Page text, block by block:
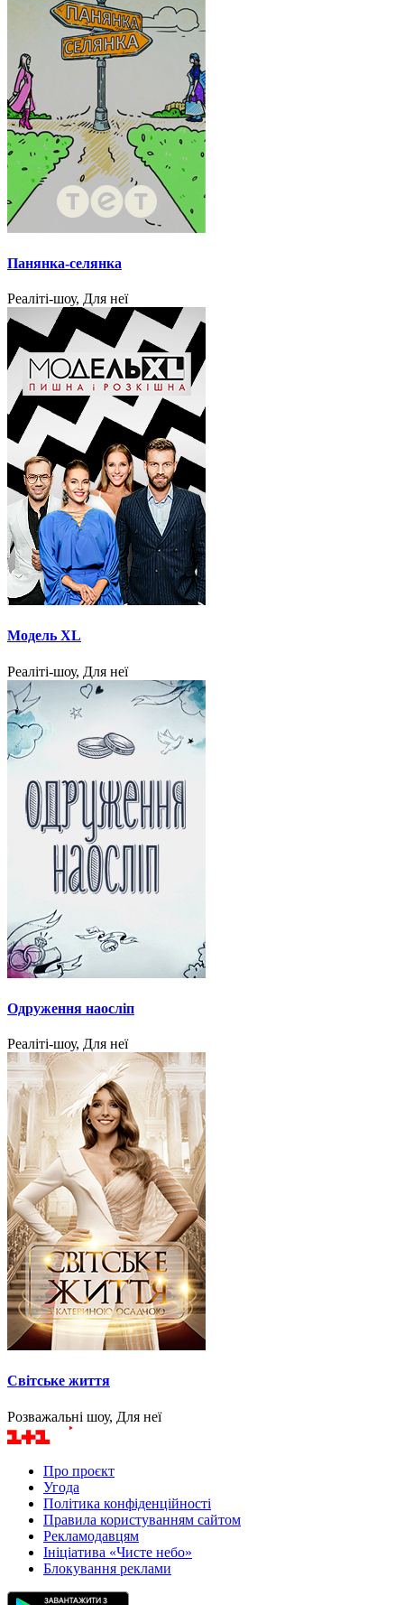
Панянка-селянка
Реаліті-шоу, Для неї
Модель XL
Реаліті-шоу, Для неї
Одруження наосліп
Реаліті-шоу, Для неї
Світське життя
Розважальні шоу, Для неї
Про проєкт
Угода
Політика конфіденційності
Правила користуванням сайтом
Рекламодавцям
Ініціатива «Чисте небо»
Блокування реклами